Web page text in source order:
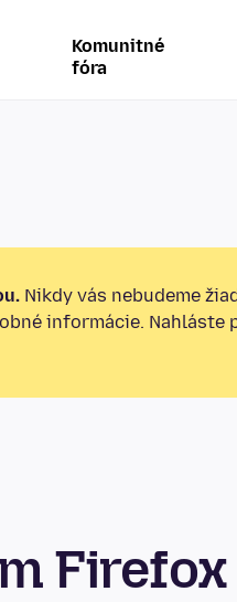
Komunitné
fóra
Nikdy vás nebudeme
informácie.